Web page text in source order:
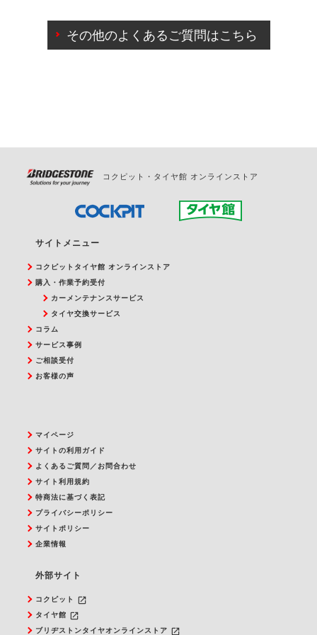
ご来店予約日の3営業日前を過ぎている場合のご予約
の日時変更につきましては、直接ご予約の店舗まで
その他のよくあるご質問はこちら
コクピット・タイヤ館 オンラインストア
サイトメニュー
コクピットタイヤ館 オンラインストア
購入・作業予約受付
カーメンテナンスサービス
タイヤ交換サービス
コラム
サービス事例
ご相談受付
お客様の声
マイページ
サイトの利用ガイド
よくあるご質問／お問合わせ
サイト利用規約
特商法に基づく表記
プライバシーポリシー
サイトポリシー
企業情報
外部サイト
コクピット launch
タイヤ館 launch
ブリヂストンタイヤオンラインストア launch